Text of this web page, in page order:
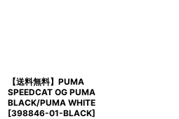
【送料無料】PUMA
SPEEDCAT OG PUMA
BLACK/PUMA WHITE
[398846-01-BLACK]